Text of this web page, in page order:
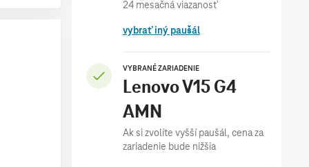
vybrať iný paušál
VYBRANÉ ZARIADENIE
Lenovo V15 G4
AMN
Ak si zvolíte vyšší paušál, cena za
zariadenie bude nižšia